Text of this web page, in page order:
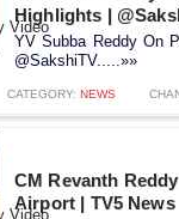
Highlights |
YV Subba Reddy On
@SakshiTV.....»»
CATEGORY: NEWS
CM Revanth
Airport | TV5 News